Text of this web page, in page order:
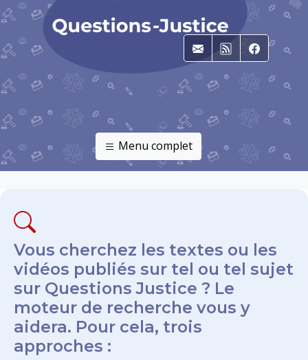
E-mailRSS
Menu complet
Vous cherchez les textes ou les
vidéos publiés sur tel ou tel sujet
sur Questions Justice ? Le
moteur de recherche vous y
aidera. Pour cela, trois
approches :